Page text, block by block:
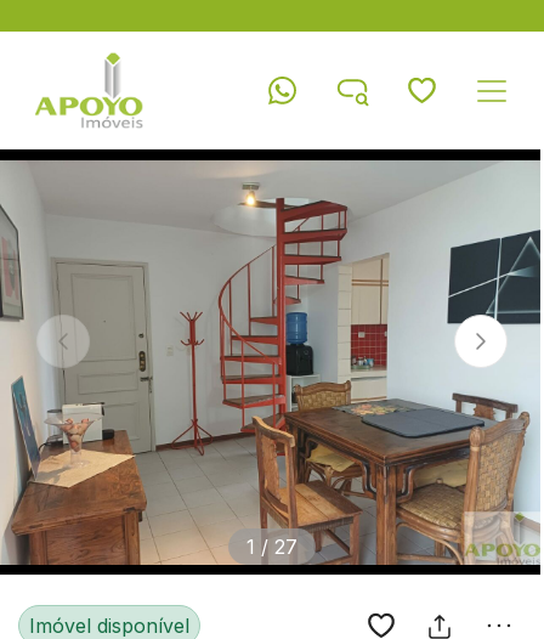
1 / 27
Imóvel disponível